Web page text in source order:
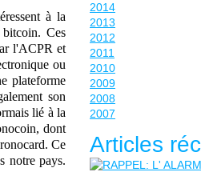
à la
Ces
l'ACPR et
ou
plateforme
son
lié à la
dont
Ce
notre pays.
2014
2013
2012
2011
2010
2009
2008
2007
Articles